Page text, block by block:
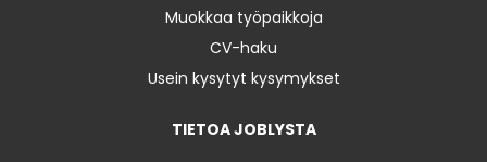
Muokkaa työpaikkoja
CV-haku
Usein kysytyt kysymykset
TIETOA JOBLYSTA